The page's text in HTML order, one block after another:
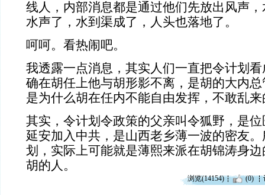
线人，内部消息都是通过他们先放出风声
水声了，水到渠成了，人头也落地了。
呵呵。看热闹吧。
我透露一点消息，其实人们一直把令计划
确在胡任上他与胡形影不离，是胡的大内
是为什么胡在任内不能自由发挥，不敢乱
其实，令计划令政策的父亲叫令狐野，是
延安加入中共，是山西老乡薄一波的密友
划，实际上可能就是薄熙来派在胡锦涛身
胡的人。
浏览(14154) (0)